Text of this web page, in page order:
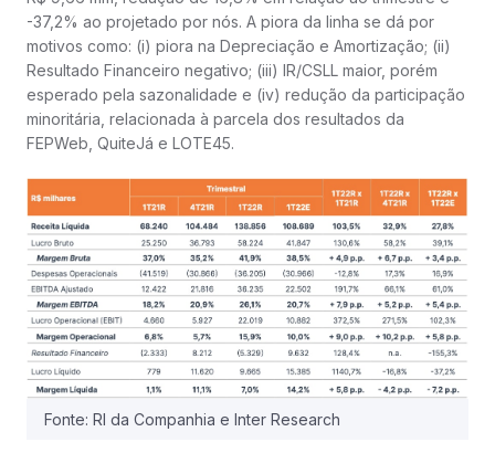
-37,2% ao projetado por nós. A piora da linha se dá por
motivos como: (i) piora na Depreciação e Amortização; (ii)
Resultado Financeiro negativo; (iii) IR/CSLL maior, porém
esperado pela sazonalidade e (iv) redução da participação
minoritária, relacionada à parcela dos resultados da
FEPWeb, QuiteJá e LOTE45.
Fonte: RI da Companhia e Inter Research